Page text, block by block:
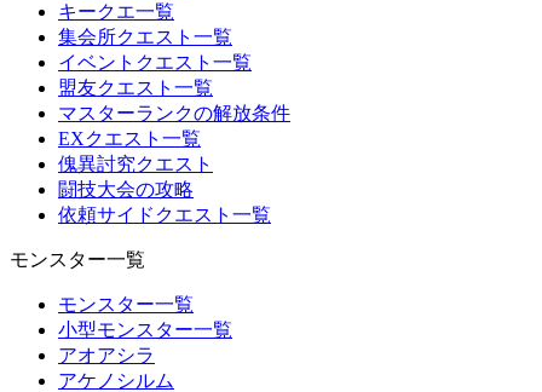
キークエ一覧
集会所クエスト一覧
イベントクエスト一覧
盟友クエスト一覧
マスターランクの解放条件
EXクエスト一覧
傀異討究クエスト
闘技大会の攻略
依頼サイドクエスト一覧
モンスター一覧
モンスター一覧
小型モンスター一覧
アオアシラ
アケノシルム